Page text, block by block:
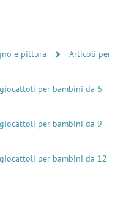
e pittura
Articoli per
per bambini da 6
per bambini da 9
per bambini da 12